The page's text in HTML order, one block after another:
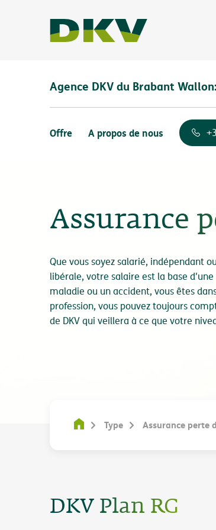
Agence DKV du Brabant Wallon:
Offre A propos de nous
Assurance
Que vous soyez salarié, indépendant
libérale, votre salaire est la base
maladie ou un accident, vous êtes
profession, vous pouvez toujours
de DKV qui veillera à ce que votre
Type Assurance perte
DKV Plan RG